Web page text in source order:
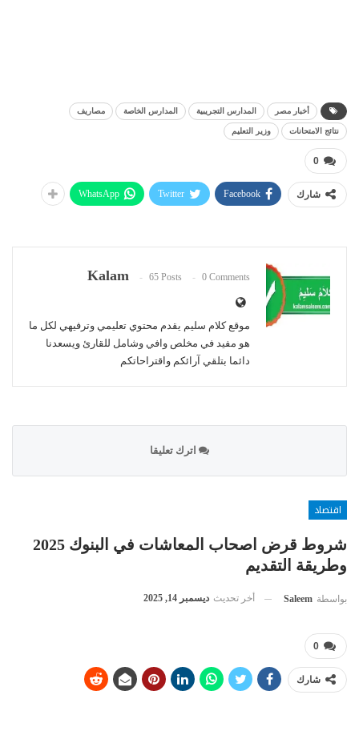
أخبار مصر المدارس التجريبية المدارس الخاصة مصاريف
نتائج الامتحانات وزير التعليم
0
شارك Facebook
Twitter
WhatsApp
Kalam 65 Posts 0 Comments
موقع كلام سليم يقدم محتوي تعليمي وترفيهي لكل ما
هو مفيد في مخلص وافي وشامل للقارئ ويسعدنا
دائما بتلقي آرائكم واقتراحاتكم
اترك تعليقا
اقتصاد
شروط قرض اصحاب المعاشات في البنوك 2025
وطريقة التقديم
بواسطة Saleem أخر تحديث ديسمبر 14, 2025
0
شارك